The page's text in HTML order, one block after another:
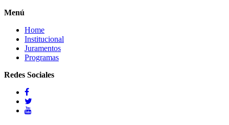
Menú
Home
Institucional
Juramentos
Programas
Redes Sociales